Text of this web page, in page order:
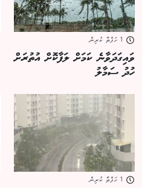
ވައިގަދަވާނެ ކަމަށް ލަފާކޮށް އުތުރަށް
ހުދު ސަމާލު